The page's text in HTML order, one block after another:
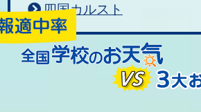
四国カルスト